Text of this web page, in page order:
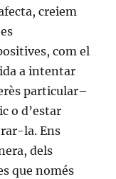
creiem
com el
a intentar
particular–
o d’estar
la. Ens
dels
que només